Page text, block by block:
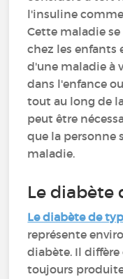
l'insuline
Cette maladie
chez les enfants
d'une maladie à
dans l'enfance
tout au long de
peut être
que la personne
maladie.
Le diabète
Le diabète de
représente
diabète. Il diffère
toujours